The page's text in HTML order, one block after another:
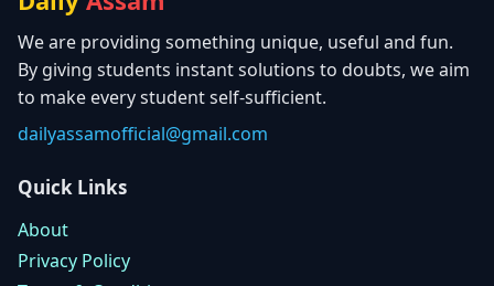
We are providing something unique, useful and fun.
By giving students instant solutions to doubts, we aim
to make every student self-sufficient.
dailyassamofficial@gmail.com
Quick Links
About
Privacy Policy